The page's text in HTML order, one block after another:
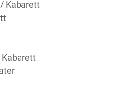
Ka­ba­rett